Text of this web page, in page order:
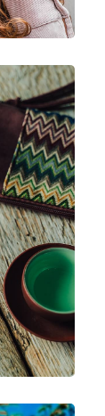
Nu
Da
Da
Femei
Ochelari de
Marc Jacobs
Modă
554/S 807 IR 55